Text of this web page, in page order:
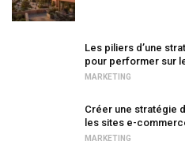
Les piliers d’une
pour performer sur
MARKETING
Créer une stratégie
les sites e-
MARKETING